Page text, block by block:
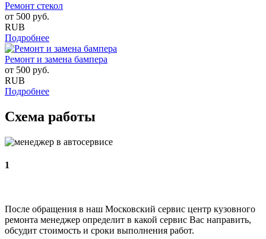
Ремонт стекол
от 500 руб.
RUB
Подробнее
Ремонт и замена бампера
от 500 руб.
RUB
Подробнее
Схема работы
1
После обращения в наш Московский сервис центр кузовного
ремонта менеджер определит в какой сервис Вас направить,
обсудит стоимость и сроки выполнения работ.